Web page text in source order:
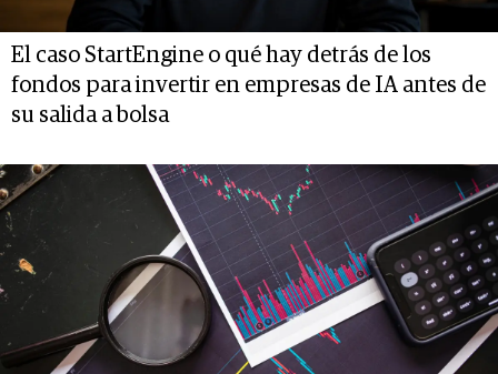
El caso StartEngine o qué hay detrás de los
fondos para invertir en empresas de IA antes de
su salida a bolsa